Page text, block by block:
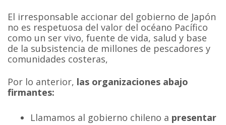
El irresponsable accionar del gobierno de Japón
no es respetuosa del valor del océano Pacífico
como un ser vivo, fuente de vida, salud y base
de la subsistencia de millones de pescadores y
comunidades costeras,
Por lo anterior, las organizaciones abajo
firmantes:
Llamamos al gobierno chileno a presentar